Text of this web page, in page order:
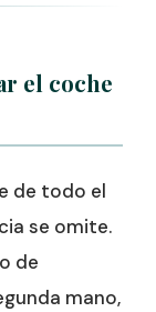
el coche
de todo el
se omite.
de
mano,